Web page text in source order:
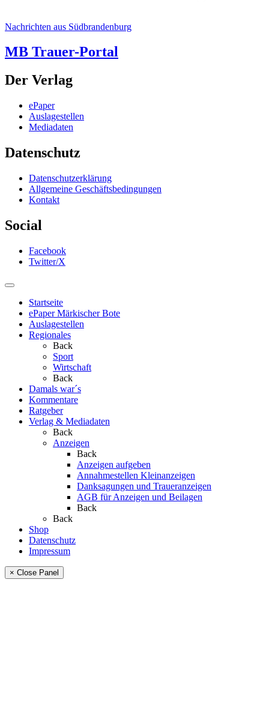
Nachrichten aus Südbrandenburg
MB Trauer-Portal
Der Verlag
ePaper
Auslagestellen
Mediadaten
Datenschutz
Datenschutzerklärung
Allgemeine Geschäftsbedingungen
Kontakt
Social
Facebook
Twitter/X
Startseite
ePaper Märkischer Bote
Auslagestellen
Regionales
Back
Sport
Wirtschaft
Back
Damals war´s
Kommentare
Ratgeber
Verlag & Mediadaten
Back
Anzeigen
Back
Anzeigen aufgeben
Annahmestellen Kleinanzeigen
Danksagungen und Traueranzeigen
AGB für Anzeigen und Beilagen
Back
Back
Shop
Datenschutz
Impressum
× Close Panel